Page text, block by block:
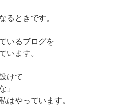
るときです。
いるブログを
います。
けて
」
はやっています。